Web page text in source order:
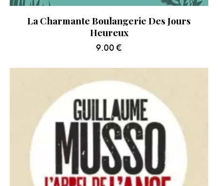
La Charmante Boulangerie Des Jours
Heureux
9.00 €